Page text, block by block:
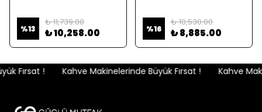
%13
₺ 11,739.00
₺ 10,258.00 %16
₺ 10,530.00
₺ 8,885.00
Fırsat ! Kahve Makinelerinde Büyük Fırsat ! Kahve